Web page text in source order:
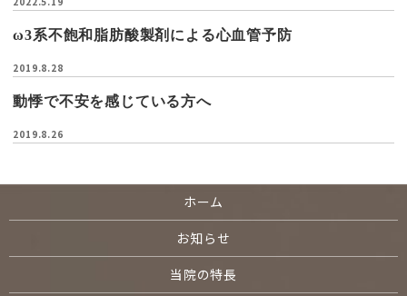
ω3系不飽和脂肪酸製剤による心血管予防
2019.8.28
動悸で不安を感じている方へ
2019.8.26
ホーム
お知らせ
当院の特長